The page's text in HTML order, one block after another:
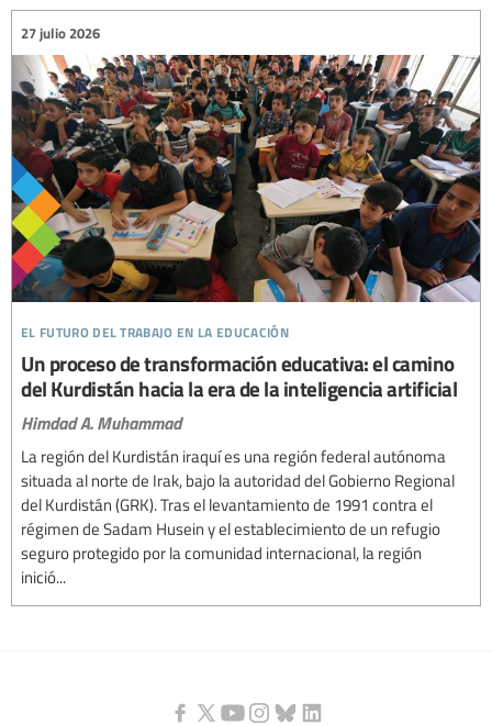
el futuro del trabajo en la educación
27 julio 2026
Un proceso de transformación educativa: el camino
del Kurdistán hacia la era de la inteligencia artificial
Himdad A. Muhammad
La región del Kurdistán iraquí es una región federal autónoma
situada al norte de Irak, bajo la autoridad del Gobierno Regional
del Kurdistán (GRK). Tras el levantamiento de 1991 contra el
régimen de Sadam Husein y el establecimiento de un refugio
seguro protegido por la comunidad internacional, la región
inició...